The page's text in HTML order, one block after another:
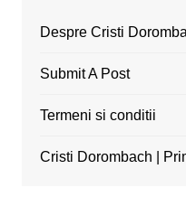
Despre Cristi
Submit A Post
Termeni si conditii
Cristi Dorombach |